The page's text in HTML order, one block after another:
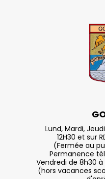
Lund, Mardi,
12H30 et sur
(Fermée au
Permanence
Vendredi de 8h30 à
(hors vacances